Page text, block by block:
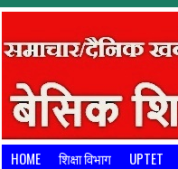
HOME शिक्षा विभाग UPTET